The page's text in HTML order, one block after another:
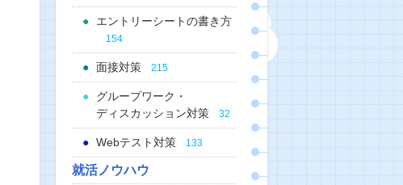
エントリーシートの書き方
154
面接対策 215
グループワーク・
ディスカッション対策
32
Webテスト対策 133
就活ノウハウ